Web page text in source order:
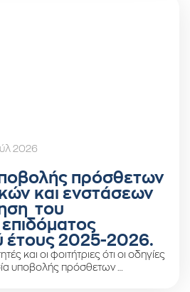
2026
πρόσθετων
και ενστάσεων
του
έτους 2025-2026.
και οι φοιτήτριες ότι οι οδηγίες
υποβολής πρόσθετων …